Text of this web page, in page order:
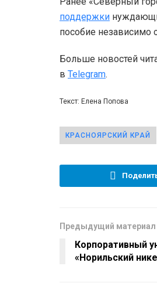
поддержки
пособие независимо
Больше новостей
в Telegram.
Текст: Елена Попова
КРАСНОЯРСКИЙ КРАЙ
Предыдущий материал
Корпоративный
«Норильский